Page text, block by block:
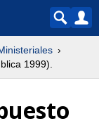
1999).